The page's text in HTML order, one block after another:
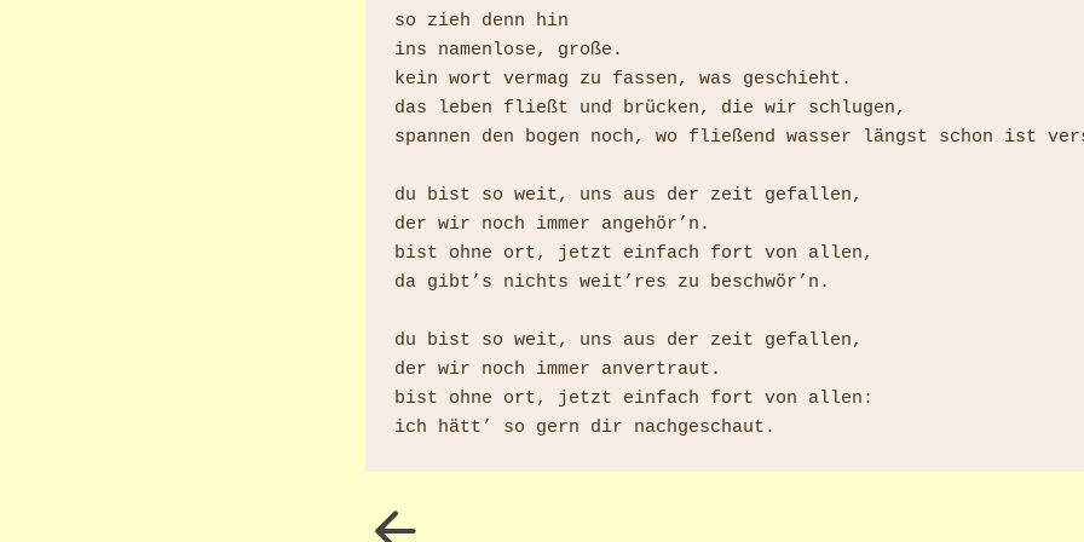
so zieh denn hin
ins namenlose, große.
kein wort vermag zu fassen, was geschieht.
das leben fließt und brücken, die wir schlugen,
spannen den bogen noch, wo fließend wasser längst schon ist
du bist so weit, uns aus der zeit gefallen,
der wir noch immer angehör’n.
bist ohne ort, jetzt einfach fort von allen,
da gibt’s nichts weit’res zu beschwör’n.
du bist so weit, uns aus der zeit gefallen,
der wir noch immer anvertraut.
bist ohne ort, jetzt einfach fort von allen: